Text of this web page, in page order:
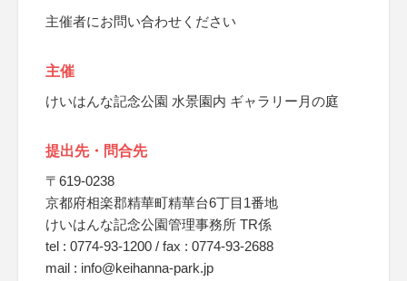
主催者にお問い合わせください
主催
けいはんな記念公園 水景園内 ギャラリー月の庭
提出先・問合先
〒619-0238
京都府相楽郡精華町精華台6丁目1番地
けいはんな記念公園管理事務所 TR係
tel : 0774-93-1200 / fax : 0774-93-2688
mail : info@keihanna-park.jp